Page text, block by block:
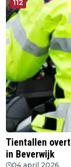
112
Tientallen
in Beverwijk
04 april 2026